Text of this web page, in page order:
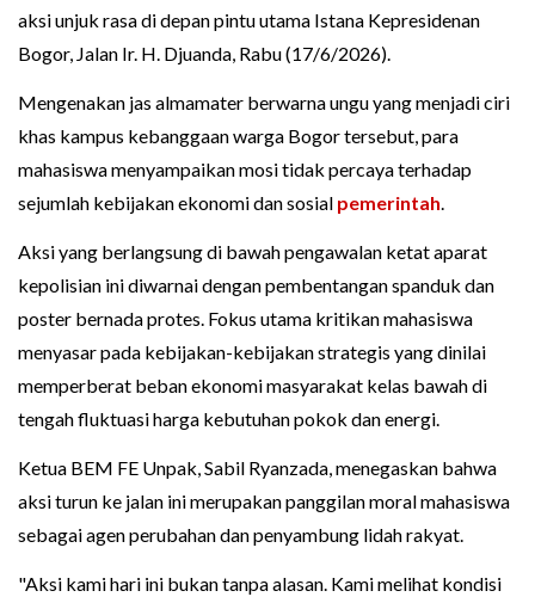
aksi unjuk rasa di depan pintu utama Istana Kepresidenan
Bogor, Jalan Ir. H. Djuanda, Rabu (17/6/2026).
Mengenakan jas almamater berwarna ungu yang menjadi ciri
khas kampus kebanggaan warga Bogor tersebut, para
mahasiswa menyampaikan mosi tidak percaya terhadap
sejumlah kebijakan ekonomi dan sosial pemerintah.
Aksi yang berlangsung di bawah pengawalan ketat aparat
kepolisian ini diwarnai dengan pembentangan spanduk dan
poster bernada protes. Fokus utama kritikan mahasiswa
menyasar pada kebijakan-kebijakan strategis yang dinilai
memperberat beban ekonomi masyarakat kelas bawah di
tengah fluktuasi harga kebutuhan pokok dan energi.
Ketua BEM FE Unpak, Sabil Ryanzada, menegaskan bahwa
aksi turun ke jalan ini merupakan panggilan moral mahasiswa
sebagai agen perubahan dan penyambung lidah rakyat.
"Aksi kami hari ini bukan tanpa alasan. Kami melihat kondisi